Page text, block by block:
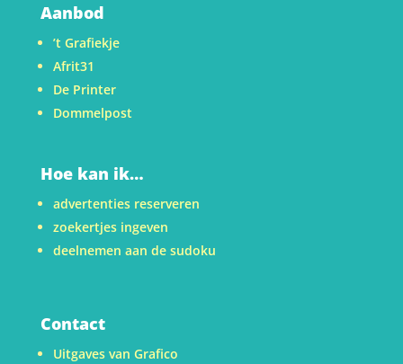
Aanbod
’t Grafiekje
Afrit31
De Printer
Dommelpost
Hoe kan ik…
advertenties reserveren
zoekertjes ingeven
deelnemen aan de sudoku
Contact
Uitgaves van Grafico